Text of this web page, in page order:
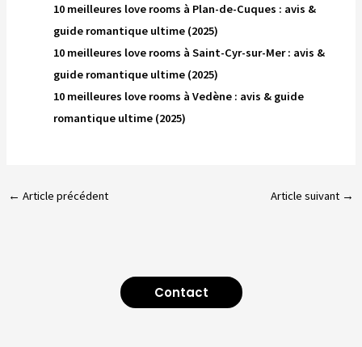
10 meilleures love rooms à Plan-de-Cuques : avis &
guide romantique ultime (2025)
10 meilleures love rooms à Saint-Cyr-sur-Mer : avis &
guide romantique ultime (2025)
10 meilleures love rooms à Vedène : avis & guide
romantique ultime (2025)
← Article précédent Article suivant →
Contact